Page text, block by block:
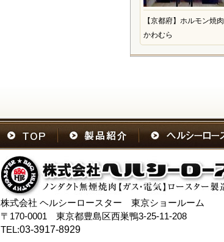
【京都府】ホルモン焼肉
かわむら
株式会社 ヘルシーロースター 東京ショールーム
〒170-0001 東京都豊島区西巣鴨3-25-11-208
TEL:03-3917-8929